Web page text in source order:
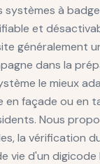
à
et
généralement
dans la
le mieux
façade ou en
Nous
la vérification
vie d'un